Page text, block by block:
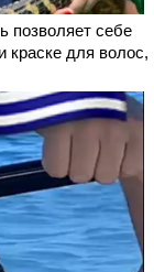
позволяет себе
краске для волос,